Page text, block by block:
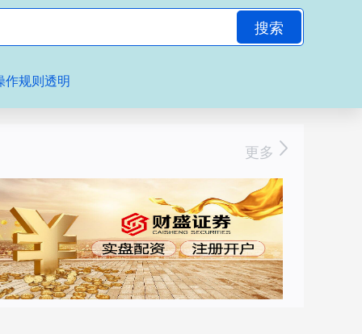
搜索
作规则透明
更多